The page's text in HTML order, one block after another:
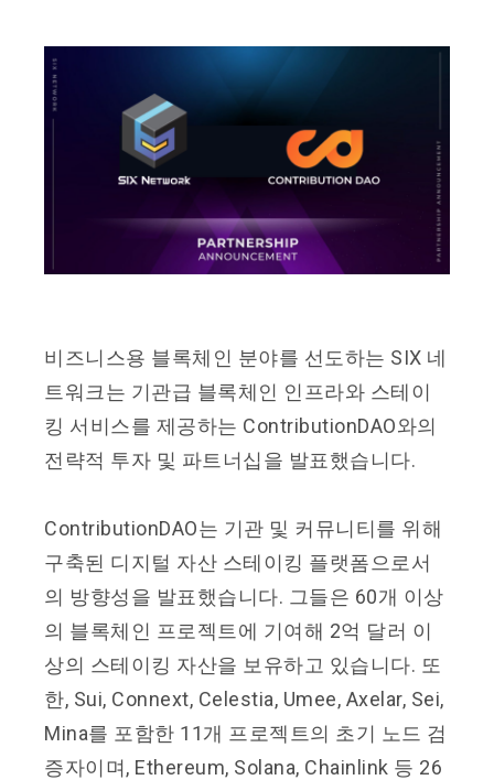
비즈니스용 블록체인 분야를 선도하는 SIX 네
트워크는 기관급 블록체인 인프라와 스테이
킹 서비스를 제공하는 ContributionDAO와의
전략적 투자 및 파트너십을 발표했습니다.
ContributionDAO는 기관 및 커뮤니티를 위해
구축된 디지털 자산 스테이킹 플랫폼으로서
의 방향성을 발표했습니다. 그들은 60개 이상
의 블록체인 프로젝트에 기여해 2억 달러 이
상의 스테이킹 자산을 보유하고 있습니다. 또
한, Sui, Connext, Celestia, Umee, Axelar, Sei,
Mina를 포함한 11개 프로젝트의 초기 노드 검
증자이며, Ethereum, Solana, Chainlink 등 26